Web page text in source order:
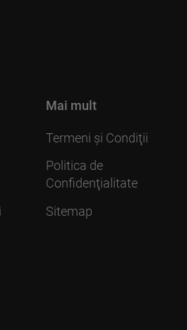
Mai mult
Termeni şi Condiţii
Politica de
Confidenţialitate
Sitemap